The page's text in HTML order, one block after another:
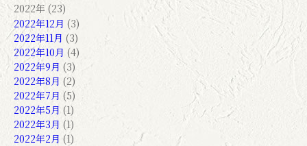
2022年 (23)
2022年12月 (3)
2022年11月 (3)
2022年10月 (4)
2022年9月 (3)
2022年8月 (2)
2022年7月 (5)
2022年5月 (1)
2022年3月 (1)
2022年2月 (1)